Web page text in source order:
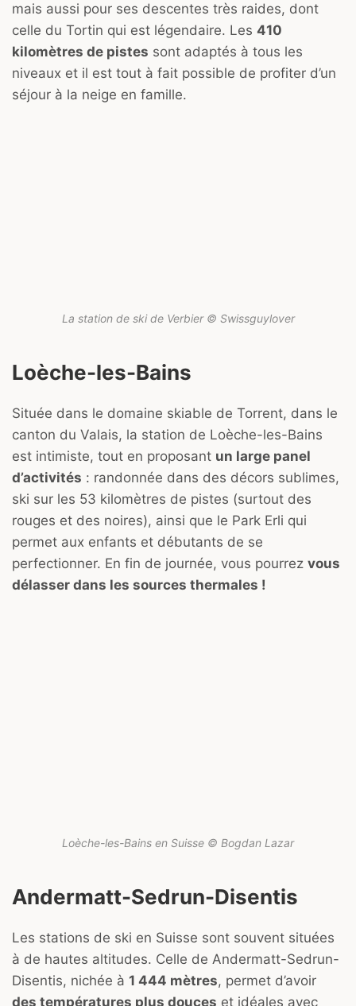
mais aussi pour ses descentes très raides, dont
celle du Tortin qui est légendaire. Les 410
kilomètres de pistes sont adaptés à tous les
niveaux et il est tout à fait possible de profiter d’un
séjour à la neige en famille.
La station de ski de Verbier © Swissguylover
Loèche-les-Bains
Située dans le domaine skiable de Torrent, dans le
canton du Valais, la station de Loèche-les-Bains
est intimiste, tout en proposant un large panel
d’activités : randonnée dans des décors sublimes,
ski sur les 53 kilomètres de pistes (surtout des
rouges et des noires), ainsi que le Park Erli qui
permet aux enfants et débutants de se
perfectionner. En fin de journée, vous pourrez vous
délasser dans les sources thermales !
Loèche-les-Bains en Suisse © Bogdan Lazar
Andermatt-Sedrun-Disentis
Les stations de ski en Suisse sont souvent situées
à de hautes altitudes. Celle de Andermatt-Sedrun-
Disentis, nichée à 1 444 mètres, permet d’avoir
des températures plus douces et idéales avec